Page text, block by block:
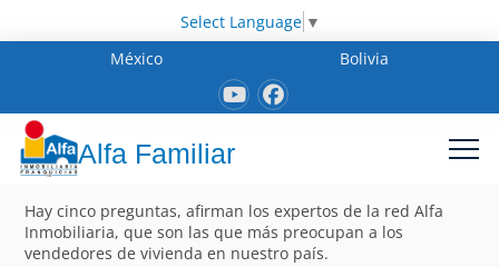
Select Language ▼
México
Bolivia
Alfa Familiar
Hay cinco preguntas, afirman los expertos de la red Alfa
Inmobiliaria, que son las que más preocupan a los
vendedores de vivienda en nuestro país.